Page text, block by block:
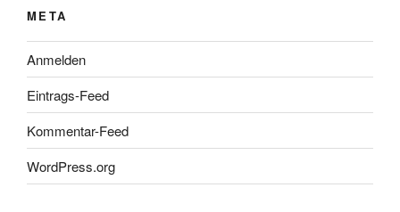
META
Anmelden
Eintrags-Feed
Kommentar-Feed
WordPress.org